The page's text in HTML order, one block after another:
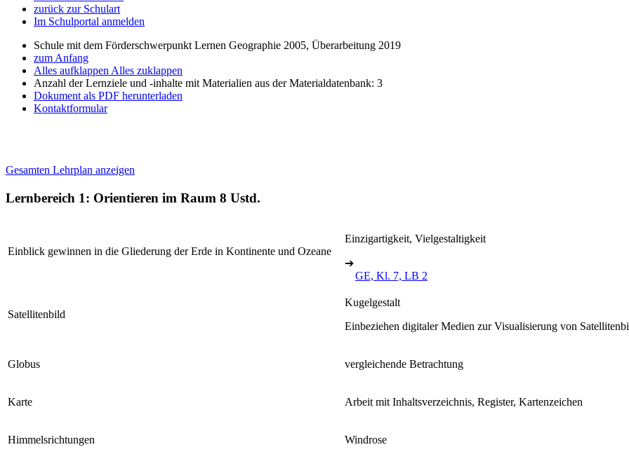
zurück zur Schulart
Im Schulportal anmelden
Schule mit dem Förderschwerpunkt Lernen Geographie 2005, Überarbeitung 2019
zum Anfang
Alles aufklappen Alles zuklappen
Anzahl der Lernziele und -inhalte mit Materialien aus der Materialdatenbank: 3
Dokument als PDF herunterladen
Kontaktformular
Gesamten Lehrplan anzeigen
Lernbereich 1: Orientieren im Raum 8 Ustd.
Einblick gewinnen in die Gliederung der Erde in Kontinente und Ozeane
Einzigartigkeit, Vielgestaltigkeit
➔
GE, Kl. 7, LB 2
Satellitenbild
Kugelgestalt
Einbeziehen digitaler Medien zur Visualisierung von
Globus vergleichende Betrachtung
Karte Arbeit mit Inhaltsverzeichnis, Register, Kartenzeichen
Himmelsrichtungen Windrose